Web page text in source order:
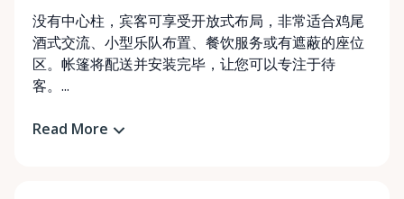
没有中心柱，宾客可享受开放式布局，非常适合鸡尾
酒式交流、小型乐队布置、餐饮服务或有遮蔽的座位
区。帐篷将配送并安装完毕，让您可以专注于待
客。...
Read More